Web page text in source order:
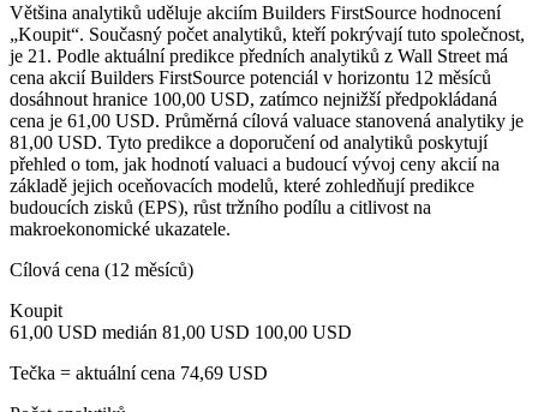
Většina analytiků uděluje akciím Builders FirstSource hodnocení
„Koupit“. Současný počet analytiků, kteří pokrývají tuto společnost,
je 21. Podle aktuální predikce předních analytiků z Wall Street má
cena akcií Builders FirstSource potenciál v horizontu 12 měsíců
dosáhnout hranice 100,00 USD, zatímco nejnižší předpokládaná
cena je 61,00 USD. Průměrná cílová valuace stanovená analytiky je
81,00 USD. Tyto predikce a doporučení od analytiků poskytují
přehled o tom, jak hodnotí valuaci a budoucí vývoj ceny akcií na
základě jejich oceňovacích modelů, které zohledňují predikce
budoucích zisků (EPS), růst tržního podílu a citlivost na
makroekonomické ukazatele.
Cílová cena (12 měsíců)
Koupit
61,00 USD medián 81,00 USD 100,00 USD
Tečka = aktuální cena 74,69 USD